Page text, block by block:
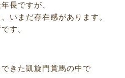
長ですが、
いまだ存在感があります。
す。
きた凱旋門賞馬の中で